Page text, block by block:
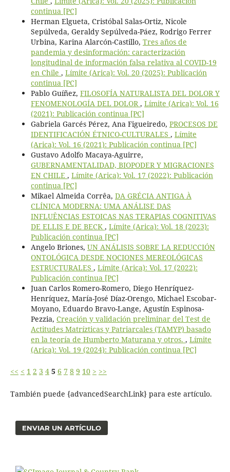
continua [PC]
Herman Elgueta, Cristóbal Salas-Ortiz, Nicole
Sepúlveda, Geraldy Sepúlveda-Páez, Rodrigo Ferrer
Urbina, Karina Alarcón-Castillo, Tres años de
pandemia y desinformación: caracterización
longitudinal de información falsa relativa al COVID-19
en Chile , Límite (Arica): Vol. 20 (2025): Publicación
continua [PC]
Pablo Guíñez, FILOSOFÍA NATURALISTA DEL DOLOR Y
FENOMENOLOGÍA DEL DOLOR, Límite (Arica): Vol. 16
(2021): Publicación continua [PC]
Gabriela Garcés Pérez, Ana Figueiredo, PROCESOS DE
IDENTIFICACIÓN ÉTNICO-CULTURALES , Límite
(Arica): Vol. 16 (2021): Publicación continua [PC]
Gustavo Adolfo Macaya-Aguirre,
GUBERNAMENTALIDAD, BIOPODER Y MIGRACIONES
EN CHILE , Límite (Arica): Vol. 17 (2022): Publicación
continua [PC]
Mikael Almeida Corrêa, DA GRÉCIA ANTIGA À
CLÍNICA MODERNA: UMA ANÁLISE DAS
INFLUÊNCIAS ESTOICAS NAS TERAPIAS COGNITIVAS
DE ELLIS E DE BECK , Límite (Arica): Vol. 18 (2023):
Publicación continua [PC]
Angelo Briones, UN ANÁLISIS SOBRE LA REDUCCIÓN
ONTOLÓGICA DESDE NOCIONES MEREOLÓGICAS
ESTRUCTURALES , Límite (Arica): Vol. 17 (2022):
Publicación continua [PC]
Juan Carlos Romero-Romero, Diego Henríquez-
Henríquez, María-José Díaz-Orengo, Michael Escobar-
Moyano, Eduardo Bravo-Lange, Agustín Espinosa-
Pezzia, Creación y validación preliminar del Test de
Actitudes Matrízticas y Patriarcales (TAMYP) basado
en la teoría de Humberto Maturana y otros. , Límite
(Arica): Vol. 19 (2024): Publicación continua [PC]
<< < 1 2 3 4 5 6 7 8 9 10 > >>
También puede {advancedSearchLink} para este artículo.
ENVIAR UN ARTÍCULO